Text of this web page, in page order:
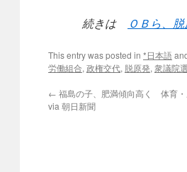
続きは ＯＢら、
This entry was posted in *日本語
労働組合, 政権交代, 脱原発, 衆議院
← 福島の子、肥満傾向高く 体育
via 朝日新聞